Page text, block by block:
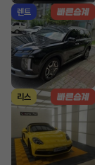
렌트
리스